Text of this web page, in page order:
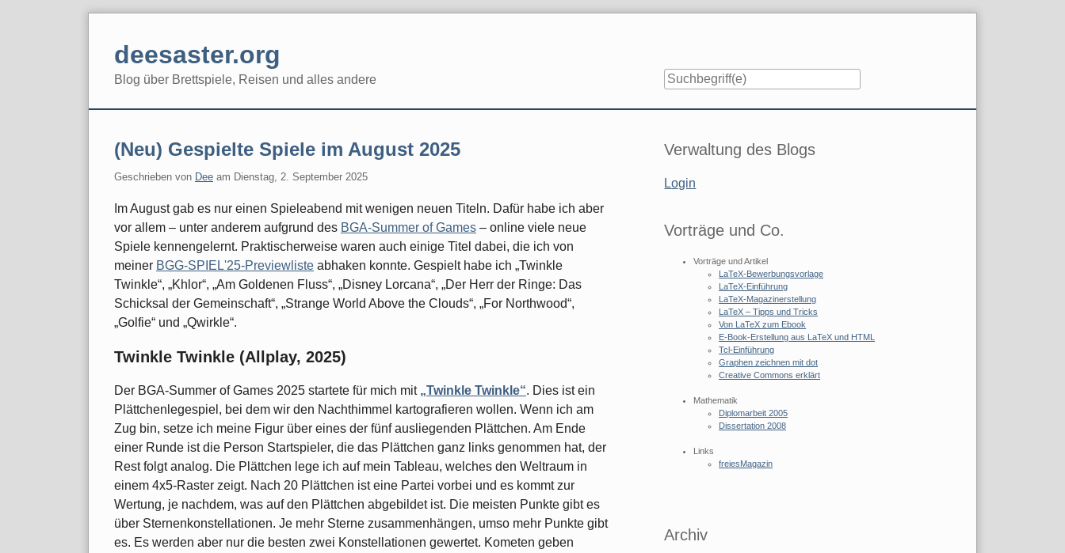
deesaster.org
Blog über Brettspiele, Reisen und alles andere
(Neu) Gespielte Spiele im August 2025
Geschrieben von Dee am Dienstag, 2. September 2025
Im August gab es nur einen Spieleabend mit wenigen neuen Titeln. Dafür habe ich aber
vor allem – unter anderem aufgrund des BGA-Summer of Games – online viele neue
Spiele kennengelernt. Praktischerweise waren auch einige Titel dabei, die ich von
meiner BGG-SPIEL'25-Previewliste abhaken konnte. Gespielt habe ich „Twinkle
Twinkle“, „Khlor“, „Am Goldenen Fluss“, „Disney Lorcana“, „Der Herr der Ringe: Das
Schicksal der Gemeinschaft“, „Strange World Above the Clouds“, „For Northwood“,
„Golfie“ und „Qwirkle“.
Twinkle Twinkle (Allplay, 2025)
Der BGA-Summer of Games 2025 startete für mich mit „Twinkle Twinkle“. Dies ist ein
Plättchenlegespiel, bei dem wir den Nachthimmel kartografieren wollen. Wenn ich am
Zug bin, setze ich meine Figur über eines der fünf ausliegenden Plättchen. Am Ende
einer Runde ist die Person Startspieler, die das Plättchen ganz links genommen hat, der
Rest folgt analog. Die Plättchen lege ich auf mein Tableau, welches den Weltraum in
einem 4x5-Raster zeigt. Nach 20 Plättchen ist eine Partei vorbei und es kommt zur
Wertung, je nachdem, was auf den Plättchen abgebildet ist. Die meisten Punkte gibt es
über Sternenkonstellationen. Je mehr Sterne zusammenhängen, umso mehr Punkte gibt
es. Es werden aber nur die besten zwei Konstellationen gewertet. Kometen geben
Seitenleiste
Verwaltung des Blogs
Login
Vorträge und Co.
Vorträge und Artikel
LaTeX-Bewerbungsvorlage
LaTeX-Einführung
LaTeX-Magazinerstellung
LaTeX – Tipps und Tricks
Von LaTeX zum Ebook
E-Book-Erstellung aus LaTeX und HTML
Tcl-Einführung
Graphen zeichnen mit dot
Creative Commons erklärt
Mathematik
Diplomarbeit 2005
Dissertation 2008
Links
freiesMagazin
Archiv